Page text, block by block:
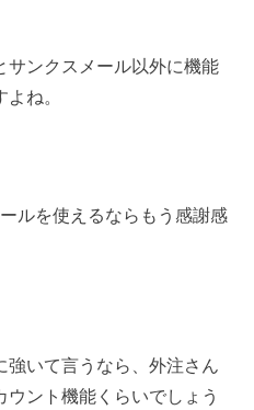
サンクスメール以外に機能
ね。
ルを使えるならもう感謝感
強いて言うなら、外注さん
ント機能くらいでしょう